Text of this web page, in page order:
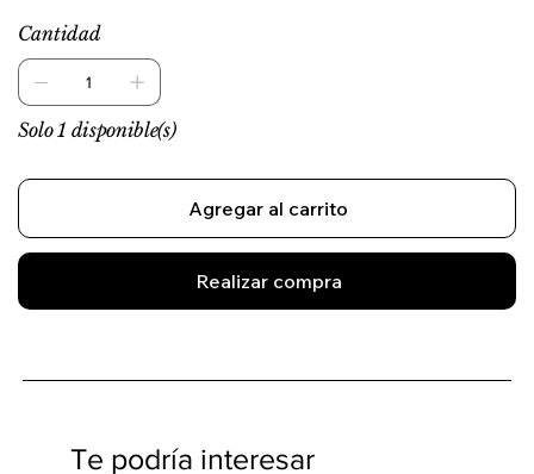
Cantidad
Solo 1 disponible(s)
Agregar al carrito
Realizar compra
Te podría interesar